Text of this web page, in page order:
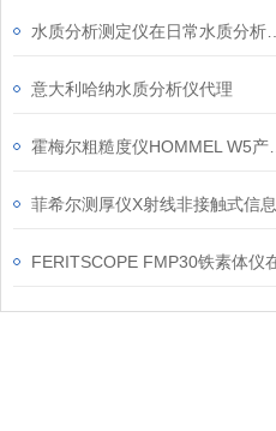
意大利哈纳水质分析仪代理
菲希尔测厚仪X射线非接触式信息